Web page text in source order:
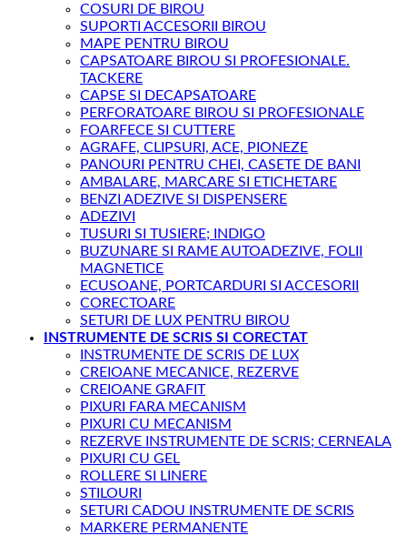
COSURI DE BIROU
SUPORTI ACCESORII BIROU
MAPE PENTRU BIROU
CAPSATOARE BIROU SI PROFESIONALE.
TACKERE
CAPSE SI DECAPSATOARE
PERFORATOARE BIROU SI PROFESIONALE
FOARFECE SI CUTTERE
AGRAFE, CLIPSURI, ACE, PIONEZE
PANOURI PENTRU CHEI, CASETE DE BANI
AMBALARE, MARCARE SI ETICHETARE
BENZI ADEZIVE SI DISPENSERE
ADEZIVI
TUSURI SI TUSIERE; INDIGO
BUZUNARE SI RAME AUTOADEZIVE, FOLII
MAGNETICE
ECUSOANE, PORTCARDURI SI ACCESORII
CORECTOARE
SETURI DE LUX PENTRU BIROU
INSTRUMENTE DE SCRIS SI CORECTAT
INSTRUMENTE DE SCRIS DE LUX
CREIOANE MECANICE, REZERVE
CREIOANE GRAFIT
PIXURI FARA MECANISM
PIXURI CU MECANISM
REZERVE INSTRUMENTE DE SCRIS; CERNEALA
PIXURI CU GEL
ROLLERE SI LINERE
STILOURI
SETURI CADOU INSTRUMENTE DE SCRIS
MARKERE PERMANENTE